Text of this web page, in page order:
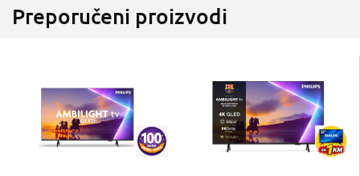
Preporučeni proizvodi